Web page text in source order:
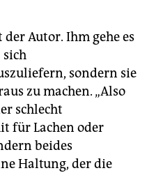
der Autor. Ihm gehe es
sich
sondern sie
zu machen. „Also
schlecht
für Lachen oder
beides
Haltung, der die